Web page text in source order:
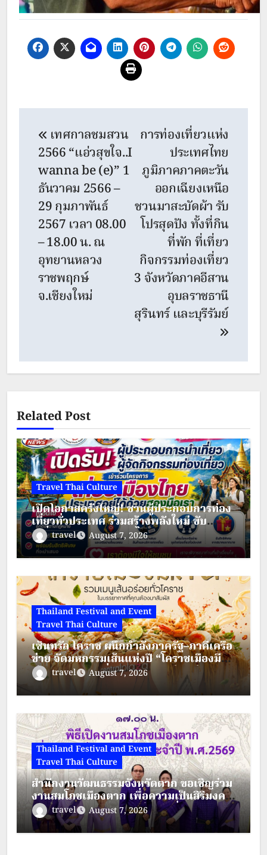
navigation
เทศกาลชมสวน
2566 “แอ่วสุขใจ..I
wanna be (e)” 1
ธันวาคม 2566 –
29 กุมภาพันธ์
2567 เวลา 08.00
– 18.00 น. ณ
อุทยานหลวง
ราชพฤกษ์
จ.เชียงใหม่
การท่องเที่ยวแห่ง
ประเทศไทย
ภูมิภาคภาคตะวัน
ออกเฉียงเหนือ
ชวนมาสะบัดผ้า รับ
โปรสุดปัง ทั้งที่กิน
ที่พัก ที่เที่ยว
กิจกรรมท่องเที่ยว
3 จังหวัดภาคอีสาน
อุบลราชธานี
สุรินทร์ และบุรีรัมย์
Related Post
Travel Thai Culture
เปิดโอกาสครั้งใหญ่! ชวนผู้ประกอบการท่อง
เที่ยวทั่วประเทศ ร่วมสร้างพลังใหม่ ขับ
เคลื่อนเศรษฐกิจชุมชนไทย
travel August 7, 2026
Thailand Festival and Event
Travel Thai Culture
เซ็นทรัล โคราช ผนึกกำลังภาครัฐ–ภาคีเครือ
ข่าย จัดมหกรรมเส้นแห่งปี “โคราชเมืองมี
เส้น” ดัน “ผัดหมี่ดัง–ขนมจีนแซ่บ” สู่ Soft
Power เมืองย่าโม
travel August 7, 2026
Thailand Festival and Event
Travel Thai Culture
สำนักงานวัฒนธรรมจังหวัดตาก ขอเชิญร่วม
งานสมโภชเมืองตาก เพื่อความเป็นสิริมงคล
ประจำปี พ.ศ.2569 ระหว่างวันที่ 28 – 30
สิงหาคม 2569
travel August 7, 2026